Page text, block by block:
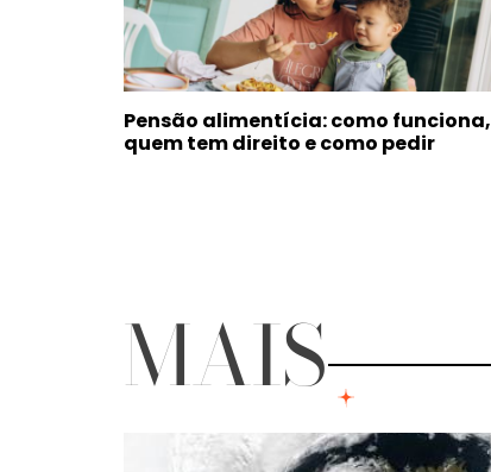
Pensão alimentícia: como funciona,
quem tem direito e como pedir
MAIS